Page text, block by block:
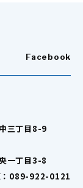
Facebook
三丁目8-9
一丁目3-8
089-922-0121